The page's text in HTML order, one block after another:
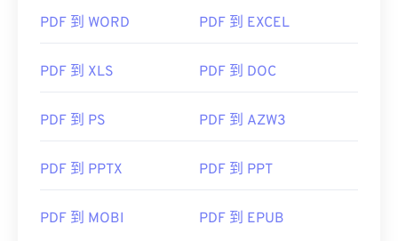
PDF 到 WORD PDF 到 EXCEL
PDF 到 XLS PDF 到 DOC
PDF 到 PS PDF 到 AZW3
PDF 到 PPTX PDF 到 PPT
PDF 到 MOBI PDF 到 EPUB